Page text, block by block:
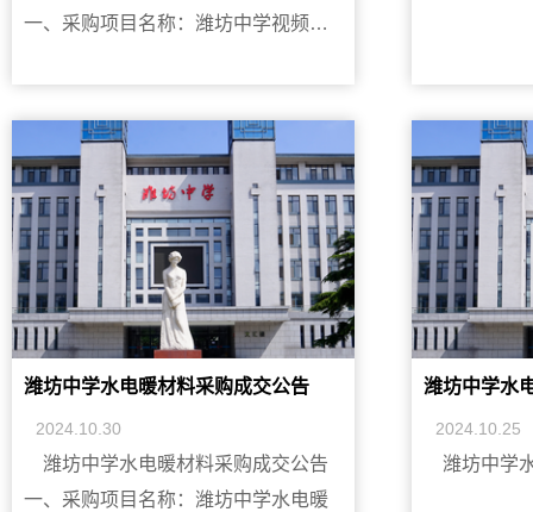
日、法定节假日除外）。2.地点：潍
需发送资料：营业执照原件、基本账
户开户许可证原件、法定代表人资格
证明书原件、法定代表人授权委托书
原件扫描件一套及联系方式。供应商
资料必须真实，严禁借资质参加磋
商。邮箱：
wfzxhqfwzx@wf.shandong.cn五、递
交响应文件时间及地点：1.时间
一、采购项目名称：潍坊中学视频监
购内容预算维保公司资格要求潍坊中
学视频监控系统、车牌识别系统维保
服务每年5万元1、符合《中华人民共
和国政府采购法》第二十二条的规
定；2、具备相应售后服务能力的企
业；3、本项目不接受联合体参加。
三、采购项目内容、预算金额及供应
商资格要求：四、报名及获取竞争性
至2025年 3 月 6 日（上午8:30-
11:30，下午2:00-5:00，北京时间,法
潍坊中学水电暖材料采购成交公告
2024.10.30
潍坊中学水电暖材料采购成交公告
一、采购项目名称：潍坊中学水电暖
潍坊中学水
2024.10.25
潍坊中学